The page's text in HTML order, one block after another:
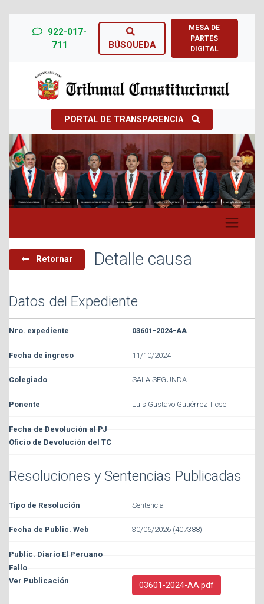
922-017-
711
BÚSQUEDA
MESA DE
PARTES
DIGITAL
PORTAL DE TRANSPARENCIA
Previous Next
Retornar Detalle causa
Datos del Expediente
03601-2024-AA
11/10/2024
SALA SEGUNDA
Luis Gustavo Gutiérrez Ticse
--
Resoluciones y Sentencias Publicadas
Sentencia
30/06/2026 (407388)
03601-2024-AA.pdf